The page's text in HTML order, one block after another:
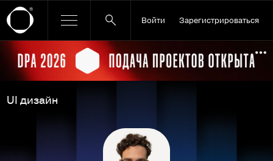
Войти Зарегистрироваться
Ссылка баннера
UI дизайн